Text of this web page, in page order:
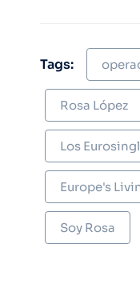
Tags:
Rosa López
Los
Europe's
Soy Rosa